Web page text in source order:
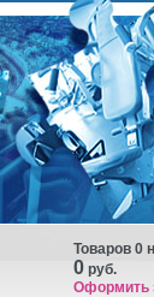
Товаров 0
0 руб.
Оформить